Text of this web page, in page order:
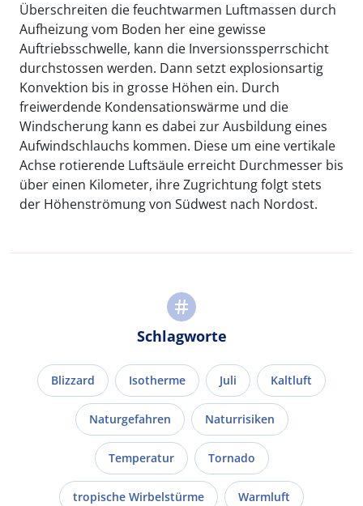
Überschreiten die feuchtwarmen Luftmassen durch
Aufheizung vom Boden her eine gewisse
Auftriebsschwelle, kann die Inversionssperrschicht
durchstossen werden. Dann setzt explosionsartig
Konvektion bis in grosse Höhen ein. Durch
freiwerdende Kondensationswärme und die
Windscherung kann es dabei zur Ausbildung eines
Aufwindschlauchs kommen. Diese um eine vertikale
Achse rotierende Luftsäule erreicht Durchmesser bis
über einen Kilometer, ihre Zugrichtung folgt stets
der Höhenströmung von Südwest nach Nordost.
Schlagworte
Blizzard Isotherme Juli Kaltluft
Naturgefahren Naturrisiken
Temperatur Tornado
tropische Wirbelstürme Warmluft